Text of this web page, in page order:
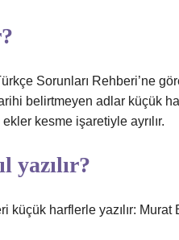
Sorunları Rehberi’ne
belirtmeyen adlar küçük
kesme işaretiyle ayrılır.
yazılır?
küçük harflerle yazılır: Murat